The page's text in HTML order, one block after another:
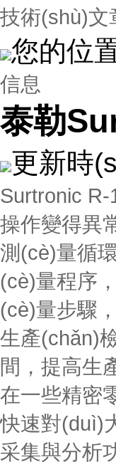
技術(shù)文
您的位
信息
泰勒
更新時
Surtronic
操作變得異
測(cè)量循
(cè)量程序
(cè)量步驟
生產(chǎn)
間，提高生產
在一些精密
快速對(duì)
采集與分析